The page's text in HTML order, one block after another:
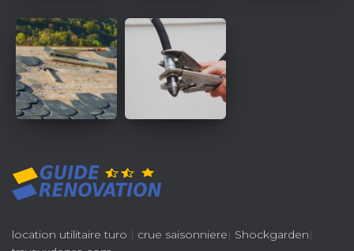
location utilitaire turo | crue saisonniere| Shockgarden|